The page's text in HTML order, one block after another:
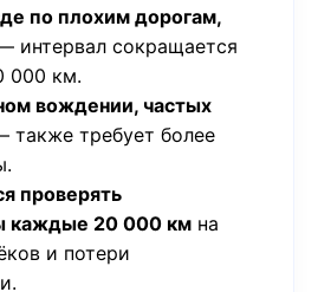
по плохим дорогам,
интервал сокращается
000 км.
вождении, частых
также требует более
проверять
каждые 20 000 км на
и потери